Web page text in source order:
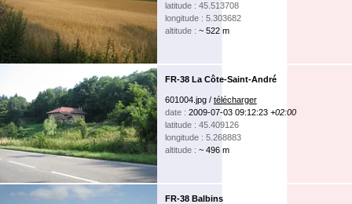
latitude : 45.513708
longitude : 5.303682
altitude : ~ 522 m
FR-38 La Côte-Saint-André
601004.jpg / télécharger
date : 2009-07-03 09:12:23 +02:00
latitude : 45.409126
longitude : 5.268883
altitude : ~ 496 m
FR-38 Balbins